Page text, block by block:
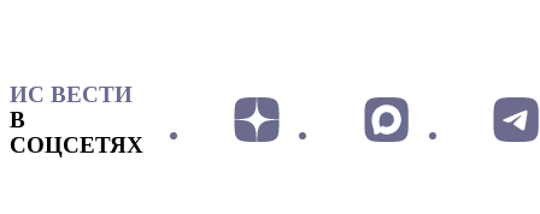
ИС ВЕСТИ
В
СОЦСЕТЯХ